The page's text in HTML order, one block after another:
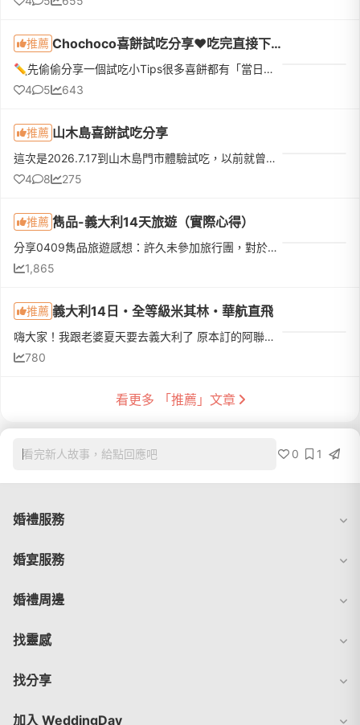
推薦 Chochoco喜餅試吃分享❤️吃完直接下訂❤️我的命定喜餅
✏️先偷偷分享一個試吃小Tips很多喜餅都有「當日下訂優惠」，如果本來就有好幾間想試，真的很建議全部排同一天，最期待的那間放最後！而且千萬不要剛吃飽就去～原本想說「不就吃幾塊餅乾嗎？」結果超飽😆因為還有不少...
4
5 643
推薦 山木島喜餅試吃分享
這次是2026.7.17到山木島門市體驗試吃，以前就曾經收過他們家的喜餅，連什麼時候收到、誰送的、好不好吃都忘了，但還是記得這家餅很漂亮（那個花！顏控無誤）所以就排進了試吃名單！先給大家看一下口味：試吃體驗和...
4
8 275
推薦 雋品-義大利14天旅遊（實際心得）
分享0409雋品旅遊感想：許久未參加旅行團，對於這次的蜜月團其實很忐忑。這次參團的心得是:這次餐食跟住的品質沒有跟上團費19萬的價值。有比較過多家旅行社，19萬算是義大利團頂級的價格，但是餐食的部分沒有行程中...
1,865
推薦 義大利14日・全等級米其林・華航直飛
嗨大家！我跟老婆夏天要去義大利了 原本訂的阿聯酋 15 天因為中東局勢改變計畫，後來重新比較各家旅行社，最後選定這團分享給有興趣一起的朋友！出發日期：2026/5/26（二）- 6/8（一），共 14 天團費：$209,900 / 人...
780
看更多 「推薦」文章
看完新人故事，給點回應吧 0 1
婚禮服務
婚宴服務
婚禮周邊
找靈感
找分享
加入 WeddingDay